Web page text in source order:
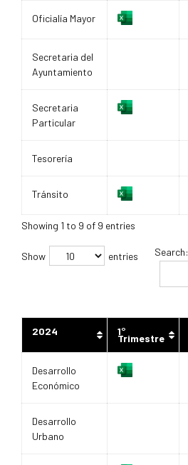
Oficialía Mayor
Secretaria del
Ayuntamiento
Secretaria
Particular
Tesorería
Tránsito
Showing 1 to 9 of 9 entries
Show entries Search:
2024 1°
Trimestre
Desarrollo
Económico
Desarrollo
Urbano